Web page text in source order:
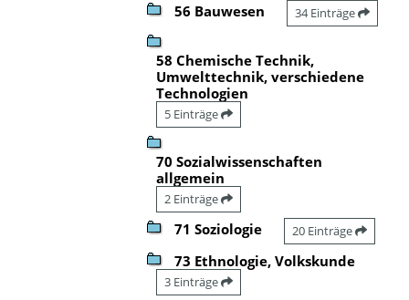
56 Bauwesen 34 Einträge
58 Chemische Technik,
Umwelttechnik, verschiedene
Technologien
5 Einträge
70 Sozialwissenschaften
allgemein
2 Einträge
71 Soziologie 20 Einträge
73 Ethnologie, Volkskunde
3 Einträge